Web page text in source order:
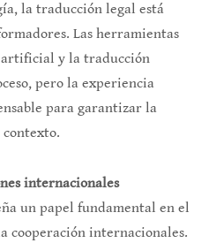
la traducción legal está
Las herramientas
y la traducción
pero la experiencia
para garantizar la
internacionales
un papel fundamental en el
cooperación internacionales.